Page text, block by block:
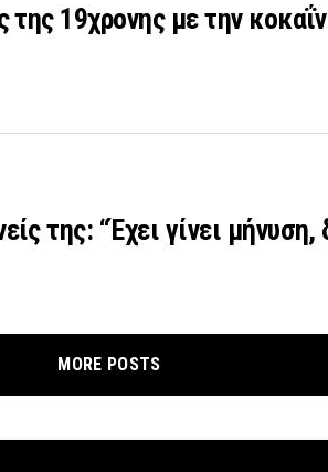
της 19χρονης με την
της: “Έχει γίνει
MORE POSTS